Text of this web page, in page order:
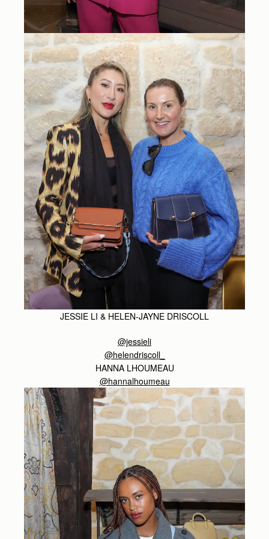
JESSIE LI & HELEN-JAYNE DRISCOLL
@jessieli
@helendriscoll_
HANNA LHOUMEAU
@hannalhoumeau